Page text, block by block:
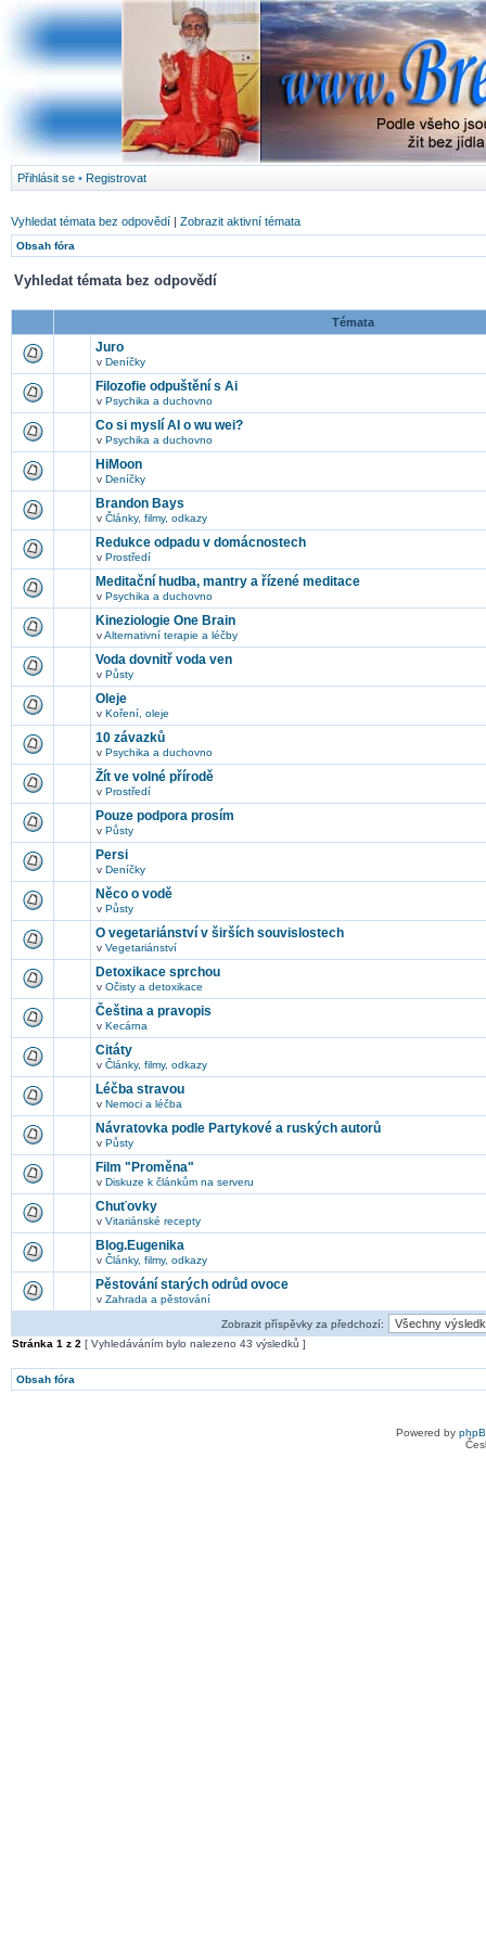
Přihlásit se • Registrovat
Vyhledat témata bez odpovědí | Zobrazit aktivní témata
Obsah fóra
Vyhledat témata bez odpovědí
Témata
Juro
v Deníčky
Filozofie odpuštění s Ai
v Psychika a duchovno
Co si myslí AI o wu wei?
v Psychika a duchovno
HiMoon
v Deníčky
Brandon Bays
v Články, filmy, odkazy
Redukce odpadu v domácnostech
v Prostředí
Meditační hudba, mantry a řízené meditace
v Psychika a duchovno
Kineziologie One Brain
vAlternativní terapie a léčby
Voda dovnitř voda ven
v Půsty
Oleje
v Koření, oleje
10 závazků
v Psychika a duchovno
Žít ve volné přírodě
v Prostředí
Pouze podpora prosím
v Půsty
Persi
v Deníčky
Něco o vodě
v Půsty
O vegetariánství v širších souvislostech
v Vegetariánství
Detoxikace sprchou
v Očisty a detoxikace
Čeština a pravopis
v Kecárna
Citáty
v Články, filmy, odkazy
Léčba stravou
v Nemoci a léčba
Návratovka podle Partykové a ruských autorů
v Půsty
Film "Proměna"
v Diskuze k článkům na serveru
Chuťovky
v Vitariánské recepty
Blog.Eugenika
v Články, filmy, odkazy
Pěstování starých odrůd ovoce
v Zahrada a pěstování
Zobrazit příspěvky za předchozí:
Stránka 1 z 2 [ Vyhledáváním bylo nalezeno 43 výsledků ]
Obsah fóra
Powered by